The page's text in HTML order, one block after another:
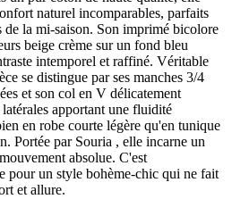
naturel incomparables, parfaits
de la mi-saison. Son imprimé bicolore
beige crème sur un fond bleu
intemporel et raffiné. Véritable
se distingue par ses manches 3/4
et son col en V délicatement
apportant une fluidité
en robe courte légère qu'en tunique
Portée par Souria , elle incarne un
absolue. C'est
pour un style bohème-chic qui ne fait
et allure.